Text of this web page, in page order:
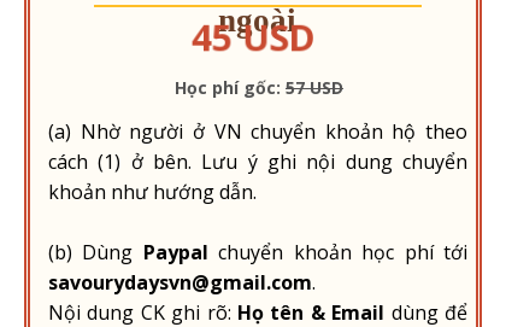
ngoài
(a) Nhờ người ở VN chuyển khoản hộ theo
cách (1) ở bên. Lưu ý ghi nội dung chuyển
khoản như hướng dẫn.
(b) Dùng Paypal chuyển khoản học phí tới
savourydaysvn@gmail.com.
Nội dung CK ghi rõ: Họ tên & Email dùng để
Học phí gốc: 57 USD
45 USD